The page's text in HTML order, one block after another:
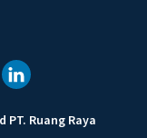
PT. Ruang Raya